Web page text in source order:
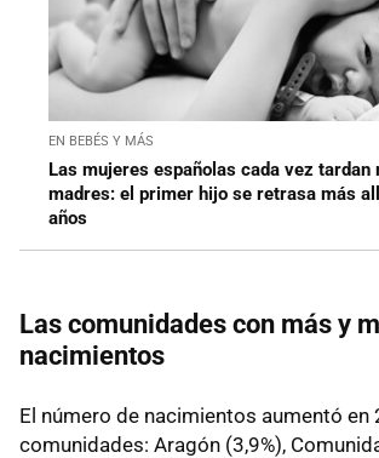
EN BEBÉS Y MÁS
Las mujeres españolas cada vez tardan
madres: el primer hijo se retrasa más
años
Las comunidades con más y
nacimientos
El número de nacimientos aumentó en
comunidades: Aragón (3,9%),